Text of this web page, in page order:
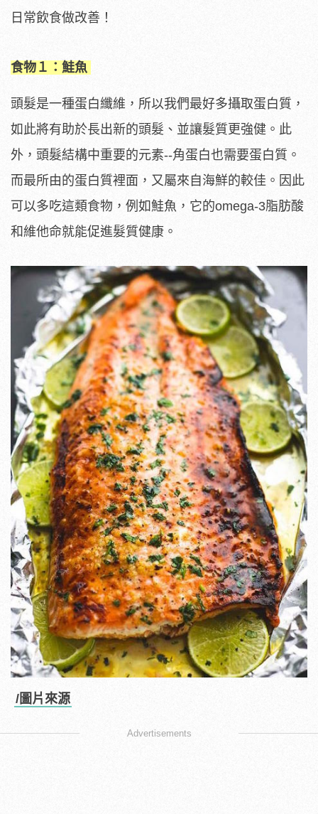
日常飲食做改善！
食物１：鮭魚
頭髮是一種蛋白纖維，所以我們最好多攝取蛋白質，
如此將有助於長出新的頭髮、並讓髮質更強健。此
外，頭髮結構中重要的元素--角蛋白也需要蛋白質。
而最所由的蛋白質裡面，又屬來自海鮮的較佳。因此
可以多吃這類食物，例如鮭魚，它的omega-3脂肪酸
和維他命就能促進髮質健康。
/圖片來源
Advertisements